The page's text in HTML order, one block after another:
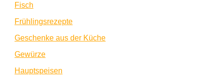
Fisch
Frühlingsrezepte
Geschenke aus der Küche
Gewürze
Hauptspeisen